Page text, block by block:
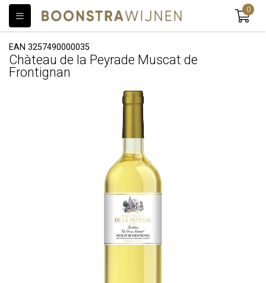
0
EAN 3257490000035
Chàteau de la Peyrade Muscat de
Frontignan